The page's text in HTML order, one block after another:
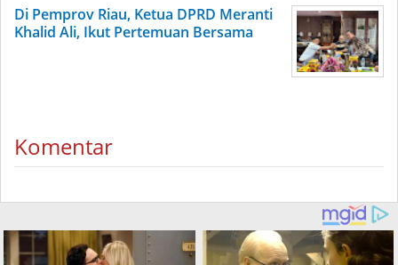
Di Pemprov Riau, Ketua DPRD Meranti
Khalid Ali, Ikut Pertemuan Bersama
Komentar